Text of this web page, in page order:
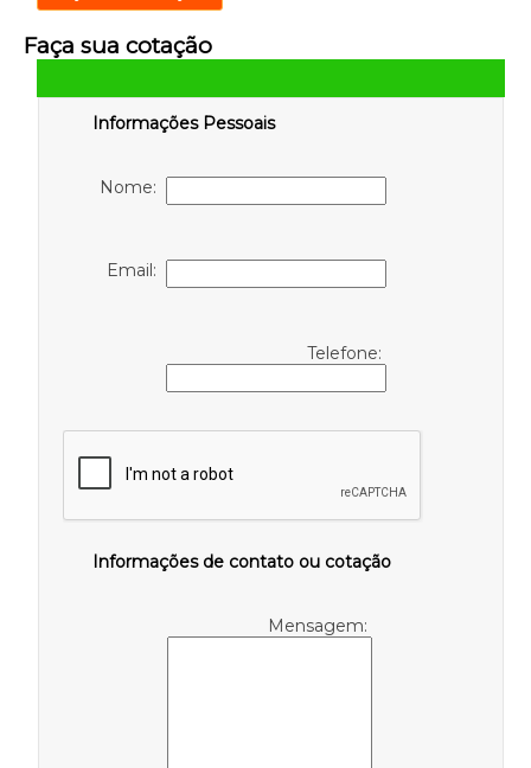
Faça sua cotação
Informações Pessoais
Nome:
Email:
Telefone:
Informações de contato ou cotação
Mensagem: